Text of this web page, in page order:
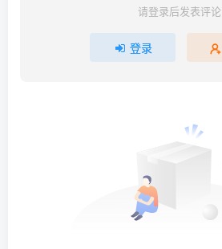
请登录后发表评论
登录